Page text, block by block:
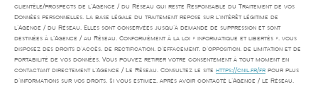
clientèle/prospects de l'Agence / du Réseau qui reste Responsable du Traitement de vos
Données personnelles. La base légale du traitement repose sur l'intérêt légitime de
l'Agence / du Réseau. Elles sont conservées jusqu'à demande de suppression et sont
destinées à l'Agence / au Réseau. Conformément à la loi « informatique et libertés », vous
disposez des droits d’accès, de rectification, d’effacement, d’opposition, de limitation et de
portabilité de vos données. Vous pouvez retirer votre consentement à tout moment en
contactant directement l’Agence / Le Réseau. Consultez le site https://cnil.fr/fr pour plus
d’informations sur vos droits. Si vous estimez, après avoir contacté l'Agence / le Réseau,